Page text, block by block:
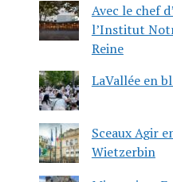
Avec le chef
l’Institut
Reine
LaVallée en
Sceaux Agir
Wietzerbin